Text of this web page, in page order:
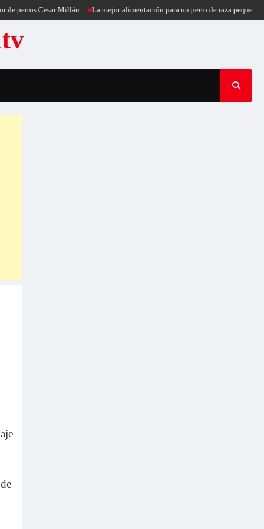
Millán La mejor alimentación para un perro de raza pequeña